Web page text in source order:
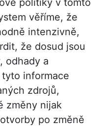
politiky v tomto
věříme, že
intenzivně,
že dosud jsou
odhady a
informace
zdrojů,
změny nijak
po změně